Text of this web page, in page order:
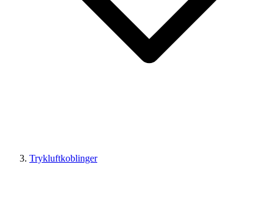
Trykluftkoblinger